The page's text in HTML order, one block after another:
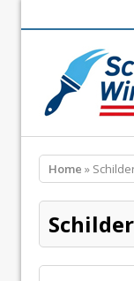
Home »